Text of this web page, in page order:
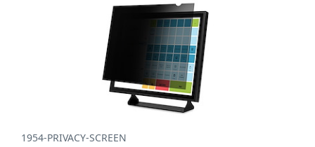
1954-PRIVACY-SCREEN